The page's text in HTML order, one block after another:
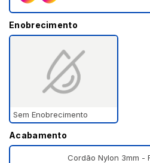
Enobrecimento
Sem Enobrecimento
Acabamento
Cordão Nylon 3mm -